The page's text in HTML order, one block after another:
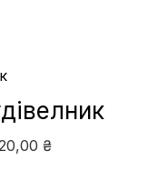
₴